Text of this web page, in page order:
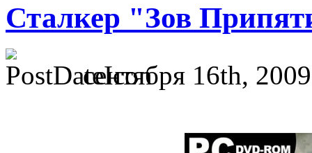
Сталкер "Зов
сентября 16th,